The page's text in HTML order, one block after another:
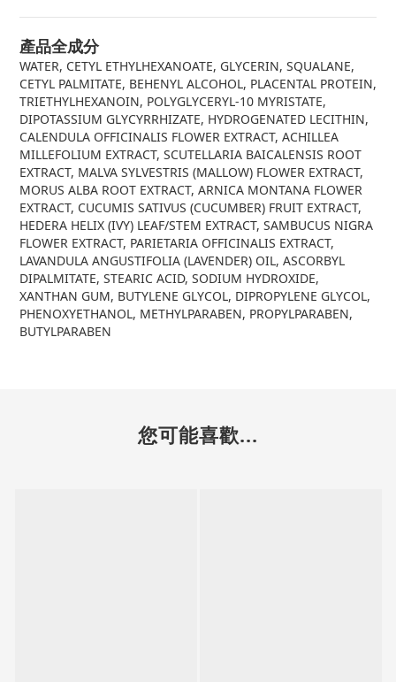
產品全成分
WATER, CETYL ETHYLHEXANOATE, GLYCERIN, SQUALANE,
CETYL PALMITATE, BEHENYL ALCOHOL, PLACENTAL PROTEIN,
TRIETHYLHEXANOIN, POLYGLYCERYL-10 MYRISTATE,
DIPOTASSIUM GLYCYRRHIZATE, HYDROGENATED LECITHIN,
CALENDULA OFFICINALIS FLOWER EXTRACT, ACHILLEA
MILLEFOLIUM EXTRACT, SCUTELLARIA BAICALENSIS ROOT
EXTRACT, MALVA SYLVESTRIS (MALLOW) FLOWER EXTRACT,
MORUS ALBA ROOT EXTRACT, ARNICA MONTANA FLOWER
EXTRACT, CUCUMIS SATIVUS (CUCUMBER) FRUIT EXTRACT,
HEDERA HELIX (IVY) LEAF/STEM EXTRACT, SAMBUCUS NIGRA
FLOWER EXTRACT, PARIETARIA OFFICINALIS EXTRACT,
LAVANDULA ANGUSTIFOLIA (LAVENDER) OIL, ASCORBYL
DIPALMITATE, STEARIC ACID, SODIUM HYDROXIDE,
XANTHAN GUM, BUTYLENE GLYCOL, DIPROPYLENE GLYCOL,
PHENOXYETHANOL, METHYLPARABEN, PROPYLPARABEN,
BUTYLPARABEN
您可能喜歡...